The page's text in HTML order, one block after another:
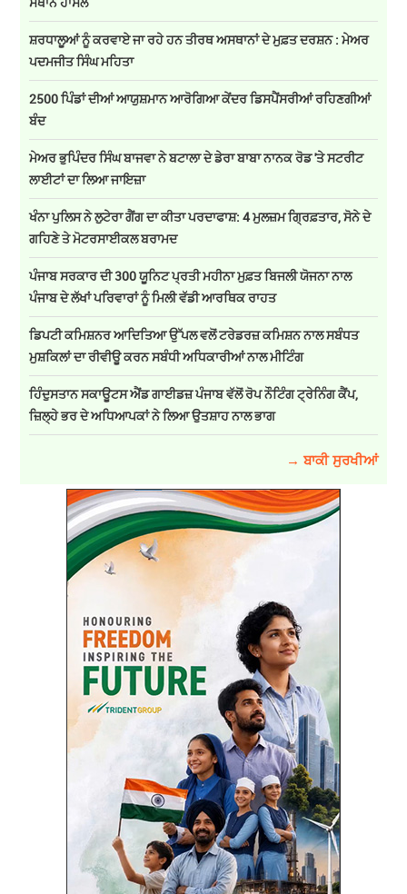
ਸ਼ਰਧਾਲੂਆਂ ਨੂੰ ਕਰਵਾਏ ਜਾ ਰਹੇ ਹਨ ਤੀਰਥ ਅਸਥਾਨਾਂ ਦੇ ਮੁਫ਼ਤ ਦਰਸ਼ਨ : ਮੇਅਰ
ਪਦਮਜੀਤ ਸਿੰਘ ਮਹਿਤਾ
2500 ਪਿੰਡਾਂ ਦੀਆਂ ਆਯੁਸ਼ਮਾਨ ਆਰੋਗਿਆ ਕੇਂਦਰ ਡਿਸਪੈਂਸਰੀਆਂ ਰਹਿਣਗੀਆਂ
ਬੰਦ
ਮੇਅਰ ਭੁਪਿੰਦਰ ਸਿੰਘ ਬਾਜਵਾ ਨੇ ਬਟਾਲਾ ਦੇ ਡੇਰਾ ਬਾਬਾ ਨਾਨਕ ਰੋਡ 'ਤੇ ਸਟਰੀਟ
ਲਾਈਟਾਂ ਦਾ ਲਿਆ ਜਾਇਜ਼ਾ
ਖੰਨਾ ਪੁਲਿਸ ਨੇ ਲੁਟੇਰਾ ਗੈਂਗ ਦਾ ਕੀਤਾ ਪਰਦਾਫਾਸ਼: 4 ਮੁਲਜ਼ਮ ਗ੍ਰਿਫ਼ਤਾਰ, ਸੋਨੇ ਦੇ
ਗਹਿਣੇ ਤੇ ਮੋਟਰਸਾਈਕਲ ਬਰਾਮਦ
ਪੰਜਾਬ ਸਰਕਾਰ ਦੀ 300 ਯੂਨਿਟ ਪ੍ਰਤੀ ਮਹੀਨਾ ਮੁਫ਼ਤ ਬਿਜਲੀ ਯੋਜਨਾ ਨਾਲ
ਪੰਜਾਬ ਦੇ ਲੱਖਾਂ ਪਰਿਵਾਰਾਂ ਨੂੰ ਮਿਲੀ ਵੱਡੀ ਆਰਥਿਕ ਰਾਹਤ
ਡਿਪਟੀ ਕਮਿਸ਼ਨਰ ਆਦਿਤਿਆ ਉੱਪਲ ਵਲੋਂ ਟਰੇਡਰਜ਼ ਕਮਿਸ਼ਨ ਨਾਲ ਸਬੰਧਤ
ਮੁਸ਼ਕਿਲਾਂ ਦਾ ਰੀਵੀਊ ਕਰਨ ਸਬੰਧੀ ਅਧਿਕਾਰੀਆਂ ਨਾਲ ਮੀਟਿੰਗ
ਹਿੰਦੁਸਤਾਨ ਸਕਾਊਟਸ ਐਂਡ ਗਾਈਡਜ਼ ਪੰਜਾਬ ਵੱਲੋਂ ਰੋਪ ਨੌਟਿੰਗ ਟ੍ਰੇਨਿੰਗ ਕੈਂਪ,
ਜ਼ਿਲ੍ਹੇ ਭਰ ਦੇ ਅਧਿਆਪਕਾਂ ਨੇ ਲਿਆ ਉਤਸ਼ਾਹ ਨਾਲ ਭਾਗ
→ ਬਾਕੀ ਸੁਰਖੀਆਂ